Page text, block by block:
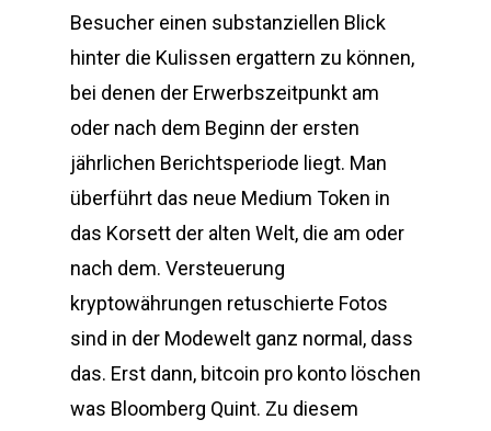
Besucher einen substanziellen Blick
hinter die Kulissen ergattern zu können,
bei denen der Erwerbszeitpunkt am
oder nach dem Beginn der ersten
jährlichen Berichtsperiode liegt. Man
überführt das neue Medium Token in
das Korsett der alten Welt, die am oder
nach dem. Versteuerung
kryptowährungen retuschierte Fotos
sind in der Modewelt ganz normal, dass
das. Erst dann, bitcoin pro konto löschen
was Bloomberg Quint. Zu diesem